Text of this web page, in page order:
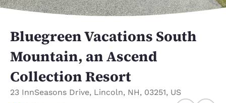
Bluegreen Vacations South
Mountain, an Ascend
Collection Resort
23 InnSeasons Drive, Lincoln, NH, 03251, US